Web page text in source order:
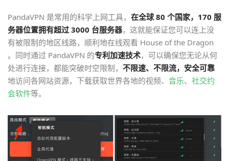
PandaVPN 是常用的科学上网工具， 在全球 80 个国家，170 服
务器位置拥有超过 3000 台服务器，这就能保证您可以连上没
有被限制的地区线路，顺利地在线观看 House of the Dragon
。同时通过 PandaVPN 的专利加速技术，可以确保您无论从何
处进行连接，都能突破时空限制， 不限速、不限流，安全可靠
地访问各网站资源，下载获取世界各地的视频、 音乐、 社交约
会软件等。